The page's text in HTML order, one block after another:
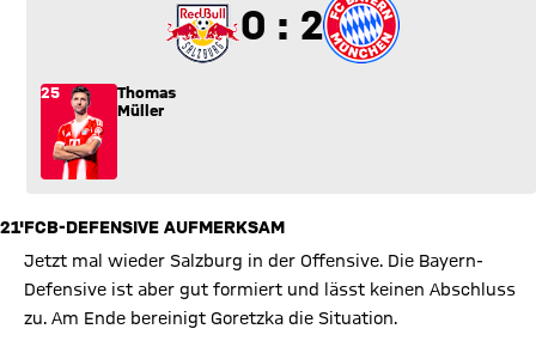
0 zu 2
0 : 2
25
Thomas
Müller
21'FCB-DEFENSIVE AUFMERKSAM
Jetzt mal wieder Salzburg in der Offensive. Die Bayern-
Defensive ist aber gut formiert und lässt keinen Abschluss
zu. Am Ende bereinigt Goretzka die Situation.